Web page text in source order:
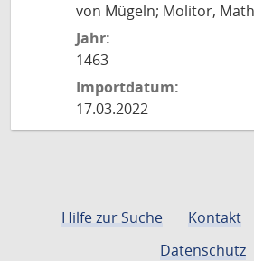
von Mügeln; Molitor,
Jahr:
1463
Importdatum:
17.03.2022
Hilfe zur Suche Kontakt
Datenschutz